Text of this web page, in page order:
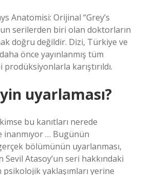
Anatomisi: Orijinal “Grey’s
serilerden biri olan doktorların
doğru değildir. Dizi, Türkiye ve
önce yayınlanmış tüm
karıştırıldı.
uyarlaması?
bu kanıtları nerede
inanmıyor … Bugünün
bölümünün uyarlanması,
Sevil Atasoy’un seri hakkındaki
yaklaşımları yerine